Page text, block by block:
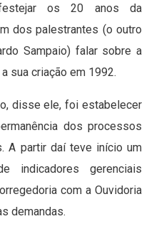
os 20 anos da
dos palestrantes (o outro
Sampaio) falar sobre a
sua criação em 1992.
disse ele, foi estabelecer
dos processos
A partir daí teve início um
indicadores gerenciais
com a Ouvidoria
demandas.